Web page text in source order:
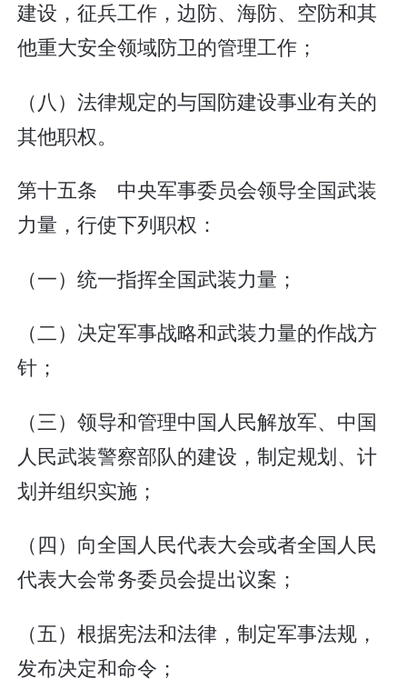
建设，征兵工作，边防、海防、空防和其
他重大安全领域防卫的管理工作；
（八）法律规定的与国防建设事业有关的
其他职权。
第十五条 中央军事委员会领导全国武装
力量，行使下列职权：
（一）统一指挥全国武装力量；
（二）决定军事战略和武装力量的作战方
针；
（三）领导和管理中国人民解放军、中国
人民武装警察部队的建设，制定规划、计
划并组织实施；
（四）向全国人民代表大会或者全国人民
代表大会常务委员会提出议案；
（五）根据宪法和法律，制定军事法规，
发布决定和命令；